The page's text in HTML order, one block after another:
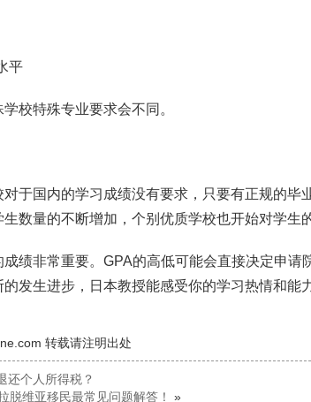
平
校特殊专业要求会不同。
于国内的学习成绩没有要求，只要有正规的毕
数量的不断增加，个别优质学校也开始对学生
绩非常重要。GPA的高低可能会直接决定申
发生进步，日本教授能感受你的学习热情和能
转载请注明出处
还个人所得税？
脱维亚移民最常见问题解答！
»